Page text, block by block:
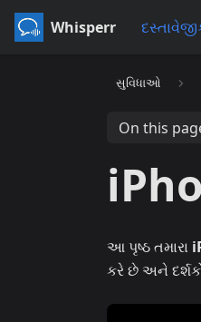
Whisperr
સુવિધાઓ
On this
આ પૃષ્ઠ તમારા
કરે છે અને